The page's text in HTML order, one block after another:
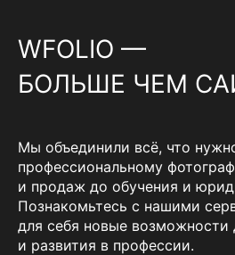
WFOLIO —
БОЛЬШЕ ЧЕМ
Мы объединили всё, что
профессиональному
и продаж до обучения и
Познакомьтесь с нашими
для себя новые возможности
и развития в профессии.